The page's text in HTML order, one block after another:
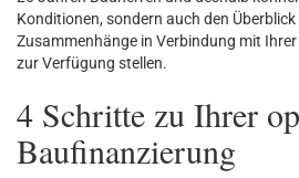
Konditionen, sondern auch den
Zusammenhänge in Verbindung mit
zur Verfügung stellen.
4 Schritte zu Ihrer
Baufinanzierung